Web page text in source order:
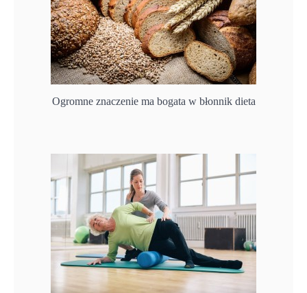
Ogromne znaczenie ma bogata w błonnik dieta